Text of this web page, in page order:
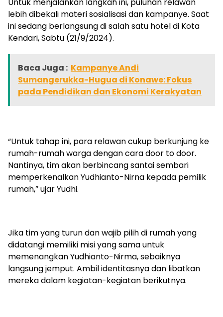
lebih dibekali materi sosialisasi dan kampanye. Saat
ini sedang berlangsung di salah satu hotel di Kota
Kendari, Sabtu (21/9/2024).
Baca Juga : Kampanye Andi
Sumangerukka-Hugua di Konawe: Fokus
pada Pendidikan dan Ekonomi Kerakyatan
“Untuk tahap ini, para relawan cukup berkunjung ke
rumah-rumah warga dengan cara door to door.
Nantinya, tim akan berbincang santai sembari
memperkenalkan Yudhianto-Nirna kepada pemilik
rumah,” ujar Yudhi.
Jika tim yang turun dan wajib pilih di rumah yang
didatangi memiliki misi yang sama untuk
memenangkan Yudhianto-Nirma, sebaiknya
langsung jemput. Ambil identitasnya dan libatkan
mereka dalam kegiatan-kegiatan berikutnya.